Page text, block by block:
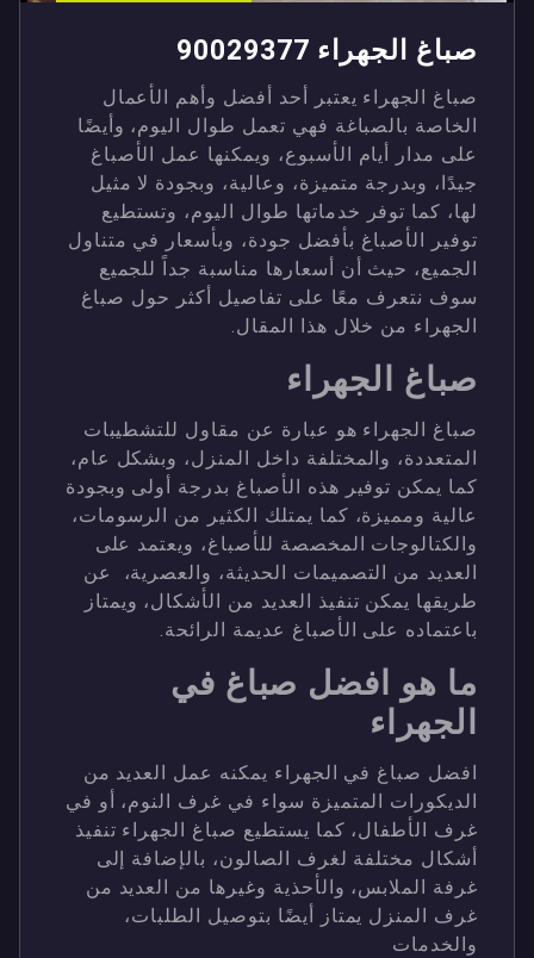
صباغ الجهراء 90029377
صباغ الجهراء يعتبر أحد أفضل وأهم الأعمال
الخاصة بالصباغة فهي تعمل طوال اليوم، وأيضًا
على مدار أيام الأسبوع، ويمكنها عمل الأصباغ
جيدًا، وبدرجة متميزة، وعالية، وبجودة لا مثيل
لها، كما توفر خدماتها طوال اليوم، وتستطيع
توفير الأصباغ بأفضل جودة، وبأسعار في متناول
الجميع، حيث أن أسعارها مناسبة جداً للجميع
سوف نتعرف معًا على تفاصيل أكثر حول صباغ
الجهراء من خلال هذا المقال.
صباغ الجهراء
صباغ الجهراء هو عبارة عن مقاول للتشطيبات
المتعددة، والمختلفة داخل المنزل، وبشكل عام،
كما يمكن توفير هذه الأصباغ بدرجة أولى وبجودة
عالية ومميزة، كما يمتلك الكثير من الرسومات،
والكتالوجات المخصصة للأصباغ، ويعتمد على
العديد من التصميمات الحديثة، والعصرية، عن
طريقها يمكن تنفيذ العديد من الأشكال، ويمتاز
باعتماده على الأصباغ عديمة الرائحة.
ما هو افضل صباغ في
الجهراء
افضل صباغ في الجهراء يمكنه عمل العديد من
الديكورات المتميزة سواء في غرف النوم، أو في
غرف الأطفال، كما يستطيع صباغ الجهراء تنفيذ
أشكال مختلفة لغرف الصالون، بالإضافة إلى
غرفة الملابس، والأحذية وغيرها من العديد من
غرف المنزل يمتاز أيضًا بتوصيل الطلبات،
والخدمات